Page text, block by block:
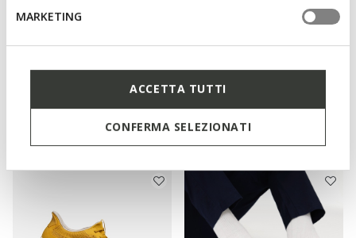
MARKETING
ACCETTA TUTTI
CONFERMA SELEZIONATI
SPHERICA PLUS HERR
FLEXTRIDE PLUS HERR